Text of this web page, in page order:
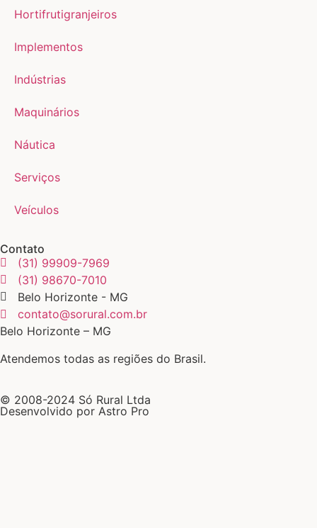
Hortifrutigranjeiros
Implementos
Indústrias
Maquinários
Náutica
Serviços
Veículos
Contato
(31) 99909-7969
(31) 98670-7010
Belo Horizonte - MG
contato@sorural.com.br
Belo Horizonte – MG
Atendemos todas as regiões do Brasil.
© 2008-2024 Só Rural Ltda
Desenvolvido por Astro Pro